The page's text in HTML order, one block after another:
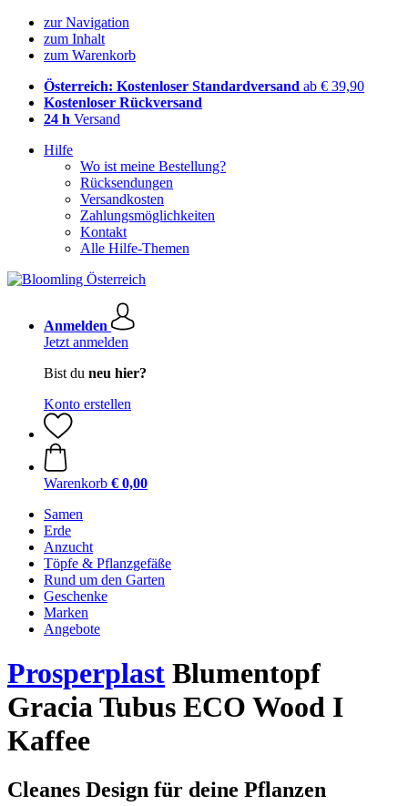
zur Navigation
zum Inhalt
zum Warenkorb
Österreich: Kostenloser Standardversand ab € 39,90
Kostenloser Rückversand
24 h Versand
Hilfe
Wo ist meine Bestellung?
Rücksendungen
Versandkosten
Zahlungsmöglichkeiten
Kontakt
Alle Hilfe-Themen
Anmelden
Jetzt anmelden
Bist du neu hier?
Konto erstellen
Warenkorb € 0,00
Samen
Erde
Anzucht
Töpfe & Pflanzgefäße
Rund um den Garten
Geschenke
Marken
Angebote
Prosperplast Blumentopf
Gracia Tubus ECO Wood I
Kaffee
Cleanes Design für deine Pflanzen